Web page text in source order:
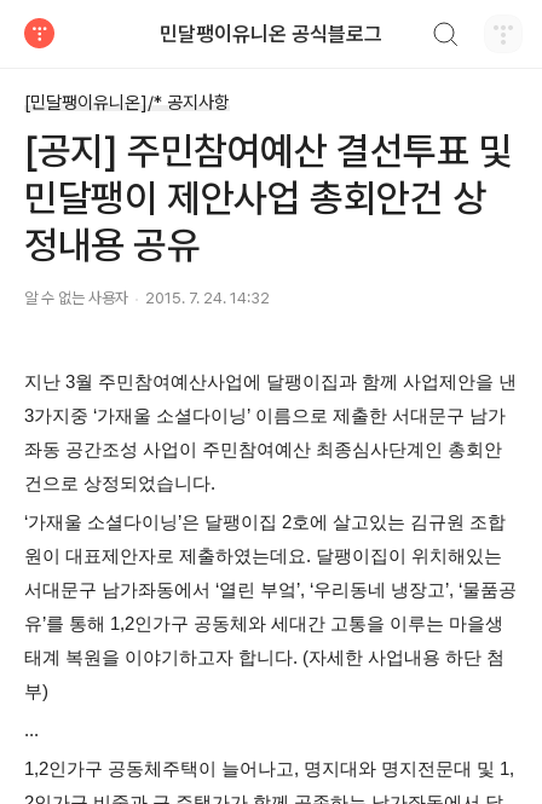
민달팽이유니온 공식블로그
[민달팽이유니온]/* 공지사항
[공지] 주민참여예산 결선투표 및
민달팽이 제안사업 총회안건 상
정내용 공유
알 수 없는 사용자 2015. 7. 24. 14:32
지난 3월 주민참여예산사업에 달팽이집과 함께 사업제안을 낸
3가지중 ‘가재울 소셜다이닝’ 이름으로 제출한 서대문구 남가
좌동 공간조성 사업이 주민참여예산 최종심사단계인 총회안
건으로 상정되었습니다.
‘가재울 소셜다이닝’은 달팽이집 2호에 살고있는 김규원 조합
원이 대표제안자로 제출하였는데요. 달팽이집이 위치해있는
서대문구 남가좌동에서 ‘열린 부엌’, ‘우리동네 냉장고’, ‘물품공
유’를 통해 1,2인가구 공동체와 세대간 고통을 이루는 마을생
태계 복원을 이야기하고자 합니다. (자세한 사업내용 하단 첨
부)
...
1,2인가구 공동체주택이 늘어나고, 명지대와 명지전문대 및 1,